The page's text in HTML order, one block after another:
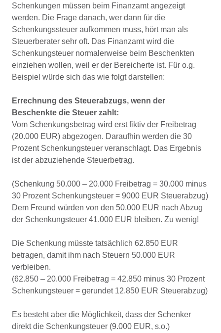
Schenkungen müssen beim Finanzamt angezeigt
werden. Die Frage danach, wer dann für die
Schenkungssteuer aufkommen muss, hört man als
Steuerberater sehr oft. Das Finanzamt wird die
Schenkungsteuer normalerweise beim Beschenkten
einziehen wollen, weil er der Bereicherte ist. Für o.g.
Beispiel würde sich das wie folgt darstellen:
Errechnung des Steuerabzugs, wenn der
Beschenkte die Steuer zahlt:
Vom Schenkungsbetrag wird erst fiktiv der Freibetrag
(20.000 EUR) abgezogen. Daraufhin werden die 30
Prozent Schenkungsteuer veranschlagt. Das Ergebnis
ist der abzuziehende Steuerbetrag.
(Schenkung 50.000 – 20.000 Freibetrag = 30.000 minus
30 Prozent Schenkungsteuer = 9000 EUR Steuerabzug)
Dem Freund würden von den 50.000 EUR nach Abzug
der Schenkungsteuer 41.000 EUR bleiben. Zu wenig!
Die Schenkung müsste tatsächlich 62.850 EUR
betragen, damit ihm nach Steuern 50.000 EUR
verbleiben.
(62.850 – 20.000 Freibetrag = 42.850 minus 30 Prozent
Schenkungsteuer = gerundet 12.850 EUR Steuerabzug)
Es besteht aber die Möglichkeit, dass der Schenker
direkt die Schenkungsteuer (9.000 EUR, s.o.)